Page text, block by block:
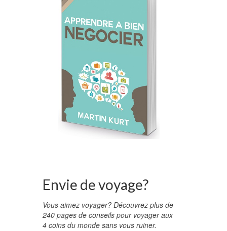
Envie de voyage?
Vous aimez voyager? Découvrez plus de
240 pages de conseils pour voyager aux
4 coins du monde sans vous ruiner.